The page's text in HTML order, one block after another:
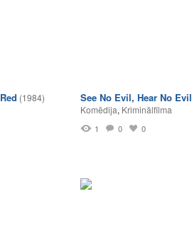
(1984)
See No Evil, Hear No Evil
Komēdija, Kriminālfilma
1 0 0